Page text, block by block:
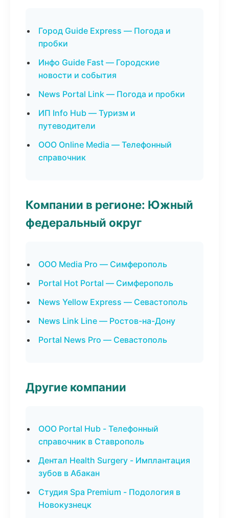
Город Guide Express — Погода и
пробки
Инфо Guide Fast — Городские
новости и события
News Portal Link — Погода и пробки
ИП Info Hub — Туризм и
путеводители
ООО Online Media — Телефонный
справочник
Компании в регионе: Южный
федеральный округ
ООО Media Pro — Симферополь
Portal Hot Portal — Симферополь
News Yellow Express — Севастополь
News Link Line — Ростов-на-Дону
Portal News Pro — Севастополь
Другие компании
ООО Portal Hub - Телефонный
справочник в Ставрополь
Дентал Health Surgery - Имплантация
зубов в Абакан
Студия Spa Premium - Подология в
Новокузнецк